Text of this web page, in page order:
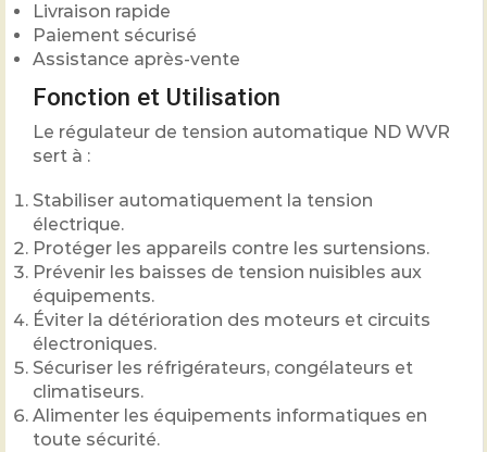
Livraison rapide
Paiement sécurisé
Assistance après-vente
Fonction et Utilisation
Le régulateur de tension automatique ND WVR
sert à :
Stabiliser automatiquement la tension
électrique.
Protéger les appareils contre les surtensions.
Prévenir les baisses de tension nuisibles aux
équipements.
Éviter la détérioration des moteurs et circuits
électroniques.
Sécuriser les réfrigérateurs, congélateurs et
climatiseurs.
Alimenter les équipements informatiques en
toute sécurité.